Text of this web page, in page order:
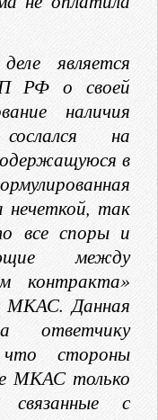
является
РФ о своей
наличия
на
в
нечеткой, так
все споры и
между
контракта»
МКАС. Данная
ответчику
стороны
МКАС только
с